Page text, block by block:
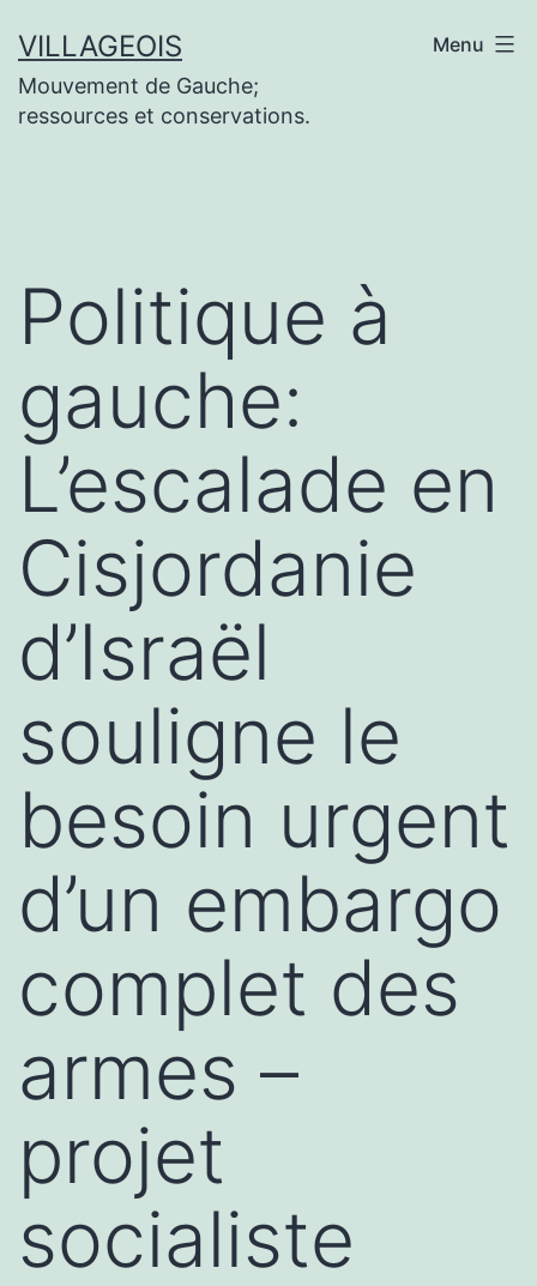
au
contenu
VILLAGEOIS
Mouvement de Gauche;
ressources et conservations.
Menu
Politique à
gauche:
L’escalade en
Cisjordanie
d’Israël
souligne le
besoin urgent
d’un embargo
complet des
armes –
projet
socialiste